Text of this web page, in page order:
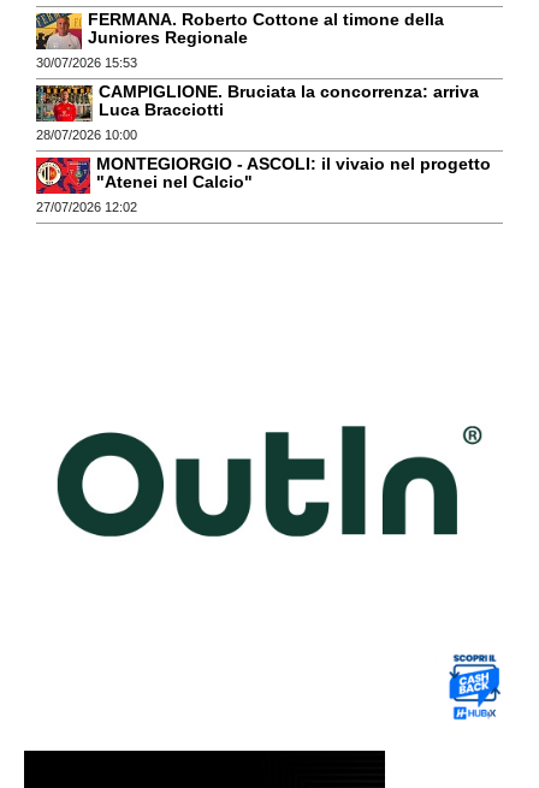
FERMANA. Roberto Cottone al timone della
Juniores Regionale
30/07/2026 15:53
CAMPIGLIONE. Bruciata la concorrenza: arriva
Luca Bracciotti
28/07/2026 10:00
MONTEGIORGIO - ASCOLI: il vivaio nel progetto
"Atenei nel Calcio"
27/07/2026 12:02